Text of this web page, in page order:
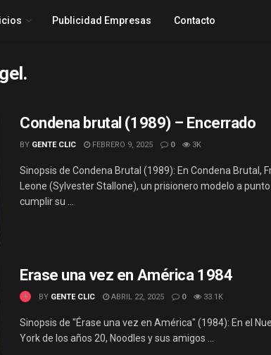
Publicidad Empresas Contacto
Condena brutal (1989) – Encerrado
BY GENTE CLIC FEBRERO 9, 2025 0 3K
Sinopsis de Condena Brutal (1989): En Condena Brutal,
Leone (Sylvester Stallone), un prisionero modelo a
cumplir su ...
Erase una vez en América 1984
BY GENTE CLIC ABRIL 22, 2025 0 33.1K
Sinopsis de "Érase una vez en América" (1984): En el
York de los años 20, Noodles y sus amigos ...